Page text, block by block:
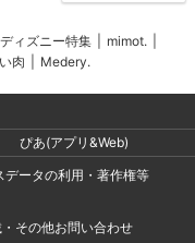
ィズニー特集 mimot.
肉 Medery.
ぴあ(アプリ&Web)
データの利用・著作権等
その他お問い合わせ